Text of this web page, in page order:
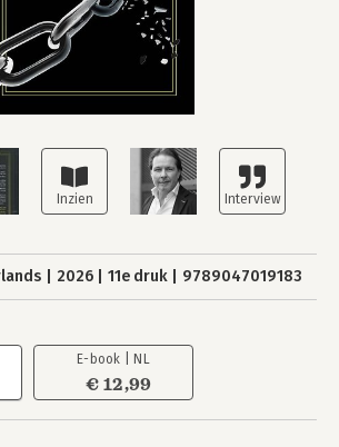
2026 11e druk 9789047019183
E-book | NL
€ 12,99